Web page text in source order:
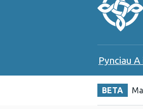
Pynciau A
BETA